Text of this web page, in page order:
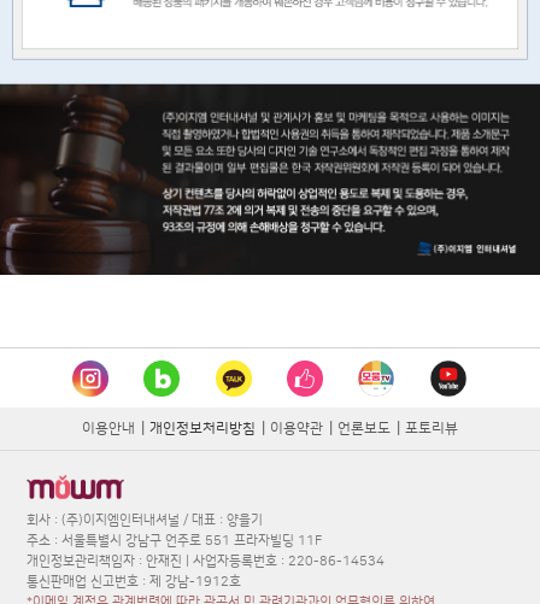
이용안내 개인정보처리방침 이용약관 언론보도 포토리뷰
회사 : (주)이지엠인터내셔널 / 대표 : 양을기
주소 : 서울특별시 강남구 언주로 551 프라자빌딩 11F
개인정보관리책임자 : 안재진 | 사업자등록번호 : 220-86-14534
통신판매업 신고번호 : 제 강남-1912호